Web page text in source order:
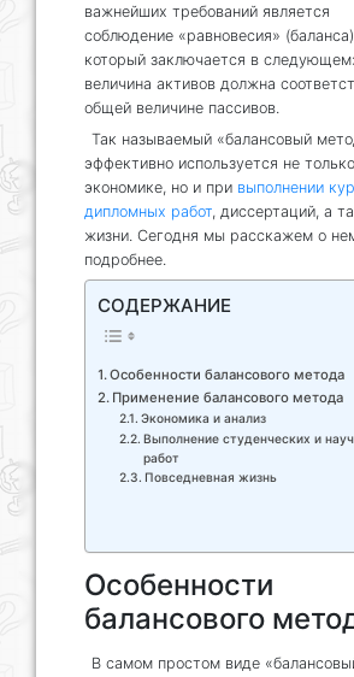
важнейших требований является
соблюдение «равновесия»
который заключается в
величина активов должна
общей величине пассивов.
Так называемый «балансовый
эффективно используется не
экономике, но и при выполнении
дипломных работ, диссертаций, а
жизни. Сегодня мы расскажем о
подробнее.
СОДЕРЖАНИЕ
Особенности балансового метода
Применение балансового метода
Экономика и анализ
Выполнение студенческих и
работ
Повседневная жизнь
Особенности
балансового
В самом простом виде